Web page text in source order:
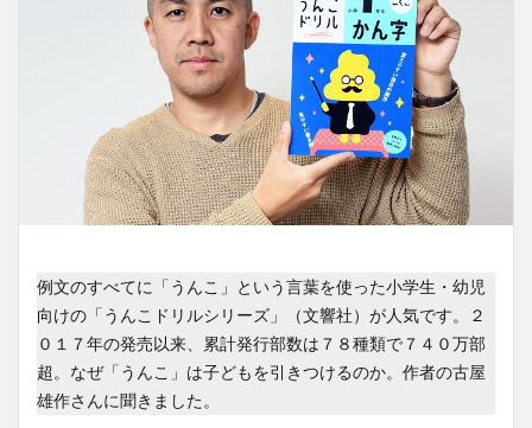
例文のすべてに「うんこ」という言葉を使った小学生・幼児
向けの「うんこドリルシリーズ」（文響社）が人気です。２
０１７年の発売以来、累計発行部数は７８種類で７４０万部
超。なぜ「うんこ」は子どもを引きつけるのか。作者の古屋
雄作さんに聞きました。